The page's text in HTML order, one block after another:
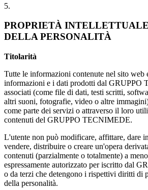
5.
PROPRIETÀ
DELLA PERSONALITÀ
Titolarità
Tutte le informazioni contenute nel sito web
informazioni e i dati prodotti dal GRUPPO
associati (come file di dati, testi scritti,
altri suoni, fotografie, video o altre
come parte dei servizi o attraverso il loro
contenuti del GRUPPO TECNIMEDE.
L'utente non può modificare, affittare, dare
vendere, distribuire o creare un'opera
contenuti (parzialmente o totalmente) a
espressamente autorizzato per iscritto dal
o da terzi che detengono i rispettivi diritti di
della personalità.